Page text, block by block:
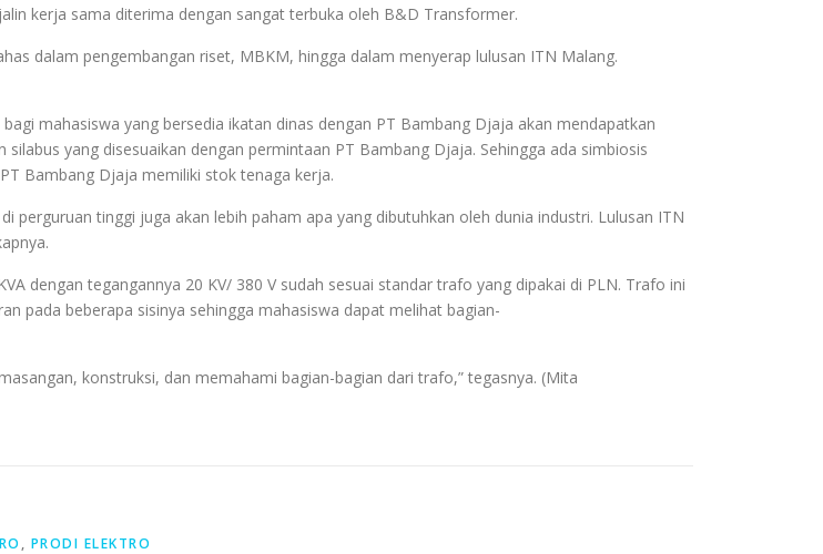
kerja sama diterima dengan sangat terbuka oleh B&D Transformer.
dalam pengembangan riset, MBKM, hingga dalam menyerap lulusan ITN Malang.
mahasiswa yang bersedia ikatan dinas dengan PT Bambang Djaja akan mendapatkan
yang disesuaikan dengan permintaan PT Bambang Djaja. Sehingga ada simbiosis
Bambang Djaja memiliki stok tenaga kerja.
perguruan tinggi juga akan lebih paham apa yang dibutuhkan oleh dunia industri. Lulusan ITN
dengan tegangannya 20 KV/ 380 V sudah sesuai standar trafo yang dipakai di PLN. Trafo ini
pada beberapa sisinya sehingga mahasiswa dapat melihat bagian-
konstruksi, dan memahami bagian-bagian dari trafo,” tegasnya. (Mita
, PRODI ELEKTRO